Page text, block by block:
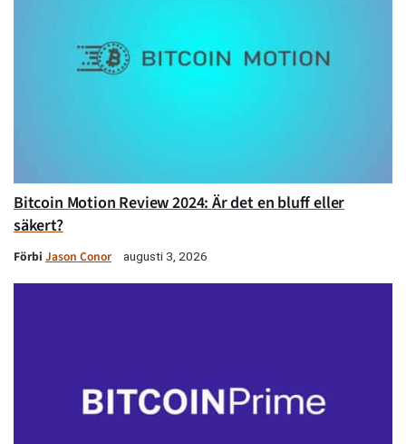
Bitcoin Motion Review 2024: Är det en bluff eller
säkert?
Förbi Jason Conor augusti 3, 2026